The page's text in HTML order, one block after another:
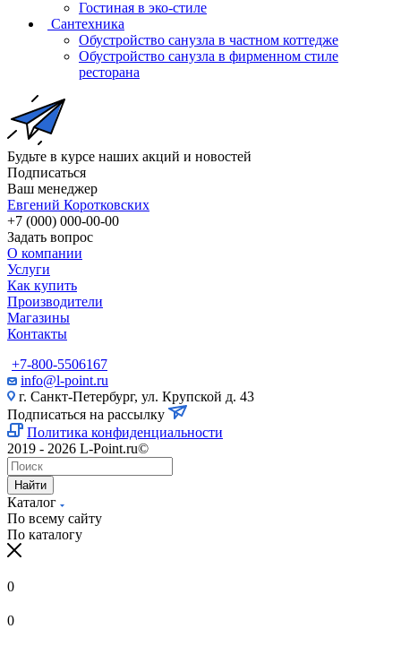
Гостиная в эко-стиле
Сантехника
Обустройство санузла в частном коттедже
Обустройство санузла в фирменном стиле
ресторана
Будьте в курсе наших акций и новостей
Подписаться
Ваш менеджер
Евгений Коротковских
+7 (000) 000-00-00
Задать вопрос
О компании
Услуги
Как купить
Производители
Магазины
Контакты
+7-800-5506167
info@l-point.ru
г. Санкт-Петербург, ул. Крупской д. 43
Подписаться на рассылку
Политика конфиденциальности
2019 - 2026 L-Point.ru©
Найти
Каталог
По всему сайту
По каталогу
0
0